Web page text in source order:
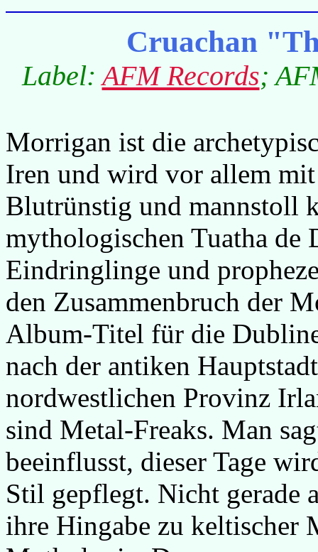
Cruachan
Label:AFM Records;
Morrigan ist die
Iren und wird vor allem
Blutrünstig und mannstoll
mythologischen Tuatha de
Eindringlinge und
den Zusammenbruch der
Album-Titel für die
nach der antiken
nordwestlichen Provinz
sind Metal-Freaks. Man
beeinflusst, dieser Tage
Stil gepflegt. Nicht gerade
ihre Hingabe zu keltischer